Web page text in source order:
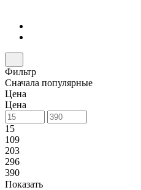
Фильтр
Сначала популярные
Цена
Цена
15
109
203
296
390
Показать